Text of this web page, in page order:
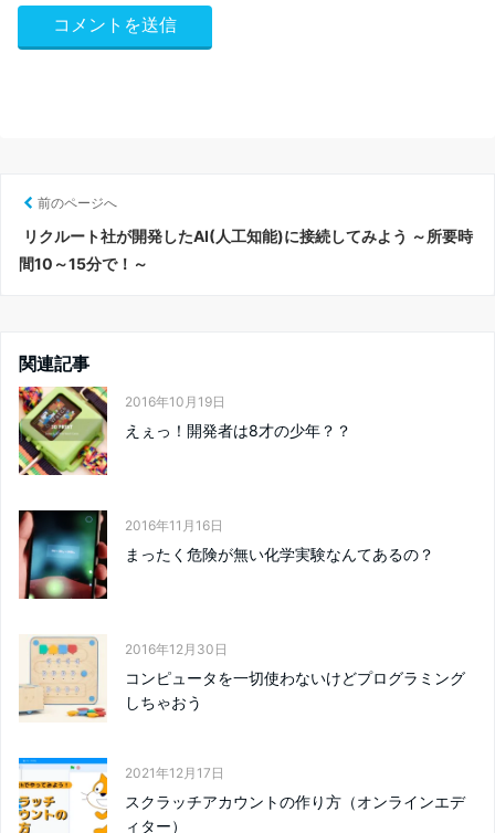
前のページへ
リクルート社が開発したAI(人工知能)に接続してみよう ～所要時
間10～15分で！～
関連記事
2016年10月19日
えぇっ！開発者は8才の少年？？
2016年11月16日
まったく危険が無い化学実験なんてあるの？
2016年12月30日
コンピュータを一切使わないけどプログラミング
しちゃおう
2021年12月17日
スクラッチアカウントの作り方（オンラインエデ
ィター）